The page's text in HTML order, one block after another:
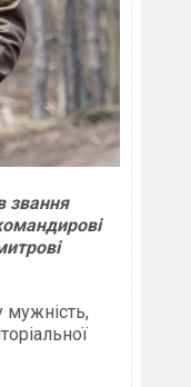
звання
мужність,